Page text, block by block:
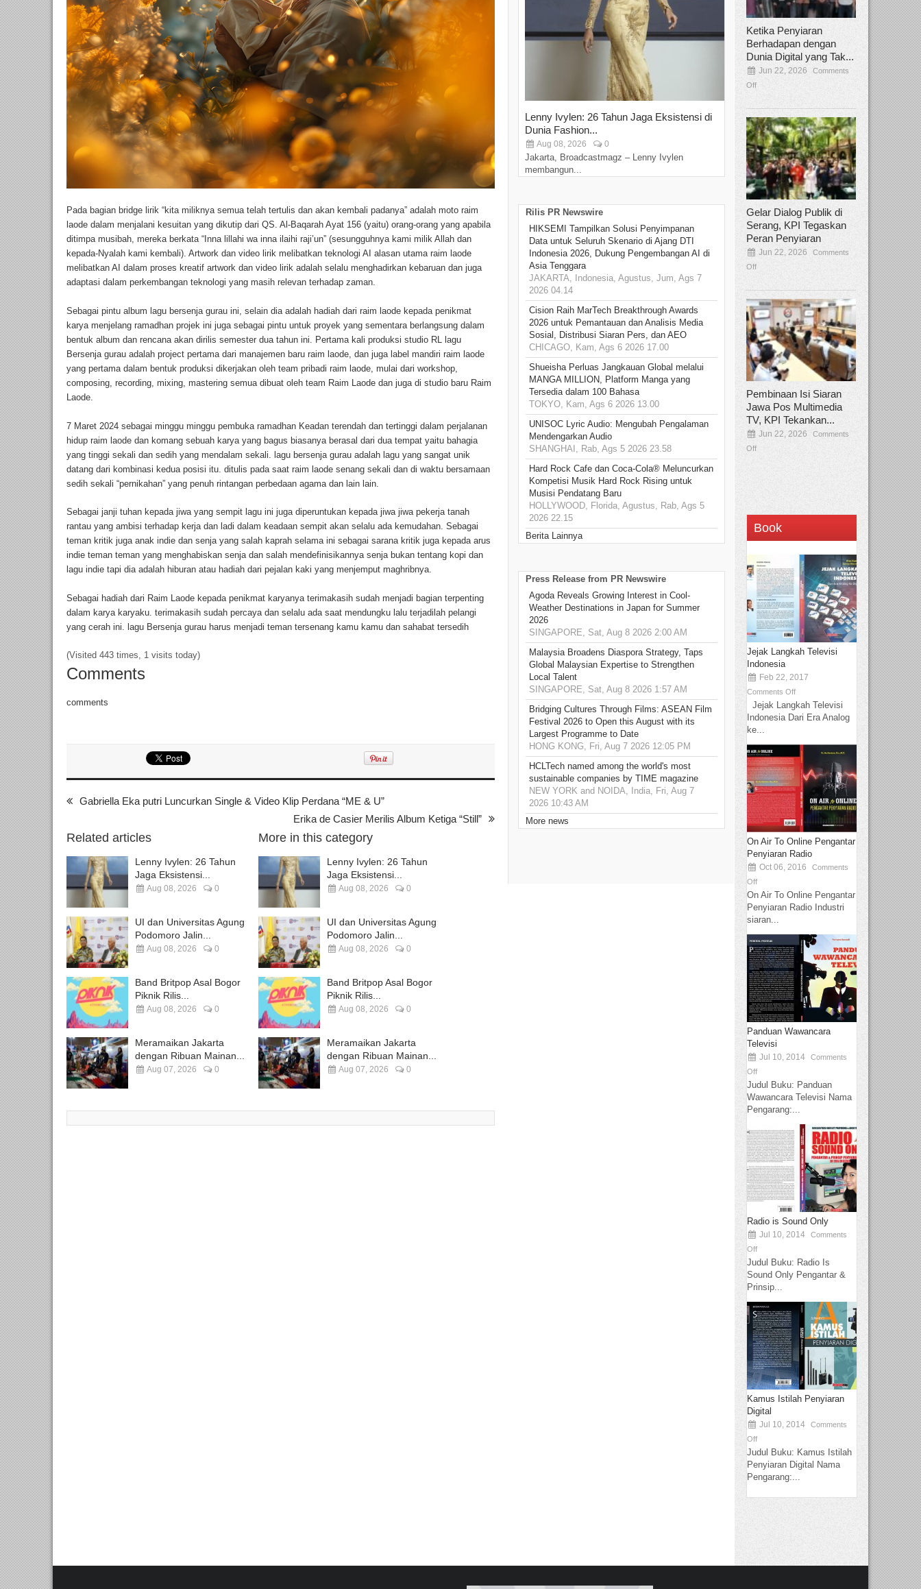
Pada bagian bridge lirik “kita miliknya semua telah tertulis dan akan kembali padanya” adalah moto raim
laode dalam menjalani kesuitan yang dikutip dari QS. Al-Baqarah Ayat 156 (yaitu) orang-orang yang apabila
ditimpa musibah, mereka berkata “Inna lillahi wa inna ilaihi raji’un” (sesungguhnya kami milik Allah dan
kepada-Nyalah kami kembali). Artwork dan video lirik melibatkan teknologi AI alasan utama raim laode
melibatkan AI dalam proses kreatif artwork dan video lirik adalah selalu menghadirkan kebaruan dan juga
adaptasi dalam perkembangan teknologi yang masih relevan terhadap zaman.
Sebagai pintu album lagu bersenja gurau ini, selain dia adalah hadiah dari raim laode kepada penikmat
karya menjelang ramadhan projek ini juga sebagai pintu untuk proyek yang sementara berlangsung dalam
bentuk album dan rencana akan dirilis semester dua tahun ini. Pertama kali produksi studio RL lagu
Bersenja gurau adalah project pertama dari manajemen baru raim laode, dan juga label mandiri raim laode
yang pertama dalam bentuk produksi dikerjakan oleh team pribadi raim laode, mulai dari workshop,
composing, recording, mixing, mastering semua dibuat oleh team Raim Laode dan juga di studio baru Raim
Laode.
7 Maret 2024 sebagai minggu minggu pembuka ramadhan Keadan terendah dan tertinggi dalam perjalanan
hidup raim laode dan komang sebuah karya yang bagus biasanya berasal dari dua tempat yaitu bahagia
yang tinggi sekali dan sedih yang mendalam sekali. lagu bersenja gurau adalah lagu yang sangat unik
datang dari kombinasi kedua posisi itu. ditulis pada saat raim laode senang sekali dan di waktu bersamaan
sedih sekali “pernikahan” yang penuh rintangan perbedaan agama dan lain lain.
Sebagai janji tuhan kepada jiwa yang sempit lagu ini juga diperuntukan kepada jiwa jiwa pekerja tanah
rantau yang ambisi terhadap kerja dan ladi dalam keadaan sempit akan selalu ada kemudahan. Sebagai
teman kritik juga anak indie dan senja yang salah kaprah selama ini sebagai sarana kritik juga kepada arus
indie teman teman yang menghabiskan senja dan salah mendefinisikannya senja bukan tentang kopi dan
lagu indie tapi dia adalah hiburan atau hadiah dari pejalan kaki yang menjemput maghribnya.
Sebagai hadiah dari Raim Laode kepada penikmat karyanya terimakasih sudah menjadi bagian terpenting
dalam karya karyaku. terimakasih sudah percaya dan selalu ada saat mendungku lalu terjadilah pelangi
yang cerah ini. lagu Bersenja gurau harus menjadi teman tersenang kamu kamu dan sahabat tersedih
(Visited 443 times, 1 visits today)
Comments
comments
Gabriella Eka putri Luncurkan Single & Video Klip Perdana “ME & U”
Erika de Casier Merilis Album Ketiga “Still”
Related articles
Lenny Ivylen: 26 Tahun
Jaga Eksistensi...
Aug 08, 2026 0
UI dan Universitas Agung
Podomoro Jalin...
Aug 08, 2026 0
Band Britpop Asal Bogor
Piknik Rilis...
Aug 08, 2026 0
Meramaikan Jakarta
dengan Ribuan Mainan...
Aug 07, 2026 0
More in this category
Lenny Ivylen: 26 Tahun
Jaga Eksistensi...
Aug 08, 2026 0
UI dan Universitas Agung
Podomoro Jalin...
Aug 08, 2026 0
Band Britpop Asal Bogor
Piknik Rilis...
Aug 08, 2026 0
Meramaikan Jakarta
dengan Ribuan Mainan...
Aug 07, 2026 0
Lenny Ivylen: 26 Tahun Jaga Eksistensi di
Dunia Fashion...
Aug 08, 2026 0
Jakarta, Broadcastmagz – Lenny Ivylen
membangun...
Yan Senjaya, Kreativitas Lima
Sinema Indonesia
Dec 22, 2025 Comments Off
Jakarta, Broadcastmagz – Yan Senjaya
Rilis PR Newswire
HIKSEMI Tampilkan Solusi Penyimpanan
Data untuk Seluruh Skenario di Ajang DTI
Indonesia 2026, Dukung Pengembangan AI di
Asia Tenggara
JAKARTA, Indonesia, Agustus, Jum, Ags 7
2026 04.14
Cision Raih MarTech Breakthrough Awards
2026 untuk Pemantauan dan Analisis Media
Sosial, Distribusi Siaran Pers, dan AEO
CHICAGO, Kam, Ags 6 2026 17.00
Shueisha Perluas Jangkauan Global melalui
MANGA MILLION, Platform Manga yang
Tersedia dalam 100 Bahasa
TOKYO, Kam, Ags 6 2026 13.00
UNISOC Lyric Audio: Mengubah Pengalaman
Mendengarkan Audio
SHANGHAI, Rab, Ags 5 2026 23.58
Hard Rock Cafe dan Coca-Cola® Meluncurkan
Kompetisi Musik Hard Rock Rising untuk
Musisi Pendatang Baru
HOLLYWOOD, Florida, Agustus, Rab, Ags 5
2026 22.15
Berita Lainnya
Press Release from PR Newswire
Agoda Reveals Growing Interest in Cool-
Weather Destinations in Japan for Summer
2026
SINGAPORE, Sat, Aug 8 2026 2:00 AM
Malaysia Broadens Diaspora Strategy, Taps
Global Malaysian Expertise to Strengthen
Local Talent
SINGAPORE, Sat, Aug 8 2026 1:57 AM
Bridging Cultures Through Films: ASEAN Film
Festival 2026 to Open this August with its
Largest Programme to Date
HONG KONG, Fri, Aug 7 2026 12:05 PM
HCLTech named among the world's most
sustainable companies by TIME magazine
NEW YORK and NOIDA, India, Fri, Aug 7
2026 10:43 AM
More news
Ketika Penyiaran
Berhadapan dengan
Dunia Digital yang Tak...
Jun 22, 2026
Comments
Off
Gelar Dialog Publik di
Serang, KPI Tegaskan
Peran Penyiaran
Jun 22, 2026
Comments
Off
Pembinaan Isi Siaran
Jawa Pos Multimedia
TV, KPI Tekankan...
Jun 22, 2026
Comments
Off
Book
Jejak Langkah Televisi
Indonesia
Feb 22, 2017
Comments Off
Jejak Langkah Televisi
Indonesia Dari Era Analog
ke...
On Air To Online Pengantar
Penyiaran Radio
Oct 06, 2016
Comments
Off
On Air To Online Pengantar
Penyiaran Radio Industri
siaran...
Panduan Wawancara
Televisi
Jul 10, 2014
Comments
Off
Judul Buku: Panduan
Wawancara Televisi Nama
Pengarang:...
Radio is Sound Only
Jul 10, 2014
Comments
Off
Judul Buku: Radio Is
Sound Only Pengantar &
Prinsip...
Kamus Istilah Penyiaran
Digital
Jul 10, 2014
Comments
Off
Judul Buku: Kamus Istilah
Penyiaran Digital Nama
Pengarang:...